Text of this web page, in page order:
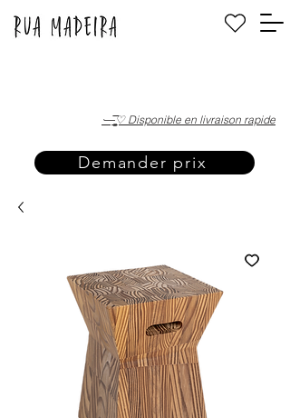
·—̳͟͞͞♡ Disponible en livraison rapide
Demander prix